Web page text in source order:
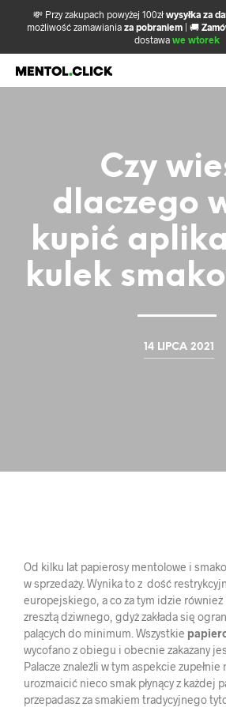
💸 Przy zakupach powyżej 100zł wysyłka za
możliwość zamawiania za pobraniem | 🚚
dostawa we wtorek
Czy
dlaczego
kupić
kulek
14 LIPCA 2021
Od kilku lat papierosy mentolowe i
w sprzedaży. Wynika to z dość
europejskiego, a co za tym idzie
zresztą dziwnego, gdyż zakłada się
palących do minimum. Wszystkie
wycofano z obiegu i obecnie zakazany
Palacze znaleźli w tym aspekcie
urozmaicić nieco smak płynący z każdej
przepadasz za smakiem tradycyjnego